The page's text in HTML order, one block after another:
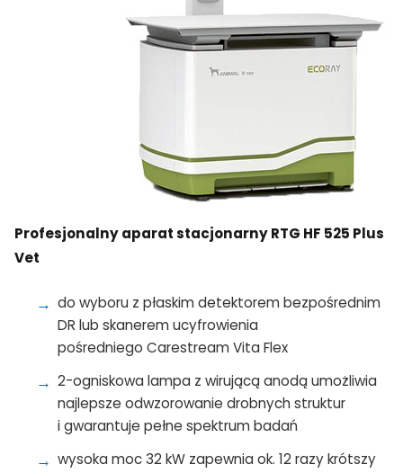
Profesjonalny aparat stacjonarny RTG HF 525 Plus
Vet
do wyboru z płaskim detektorem bezpośrednim
DR lub skanerem ucyfrowienia
pośredniego Carestream Vita Flex
2-ogniskowa lampa z wirującą anodą umożliwia
najlepsze odwzorowanie drobnych struktur
i gwarantuje pełne spektrum badań
wysoka moc 32 kW zapewnia ok. 12 razy krótszy